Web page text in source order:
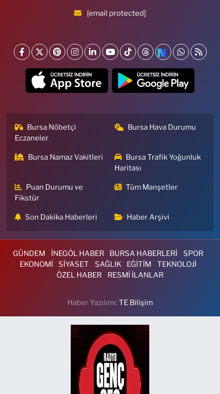
[email protected]
Bursa Nöbetçi
Eczaneler
Bursa Hava Durumu
Bursa Namaz Vakitleri
Bursa Trafik Yoğunluk
Haritası
Puan Durumu ve
Fikstür
Tüm Manşetler
Son Dakika Haberleri Haber Arşivi
GÜNDEM İNEGÖL HABER BURSA HABERLERİ
SPOR
EKONOMİ
SİYASET SAĞLIK EĞİTİM
TEKNOLOJİ
ÖZEL HABER
RESMİ İLANLAR
Haber Yazılımı:TE Bilişim